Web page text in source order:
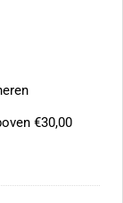
€30,00